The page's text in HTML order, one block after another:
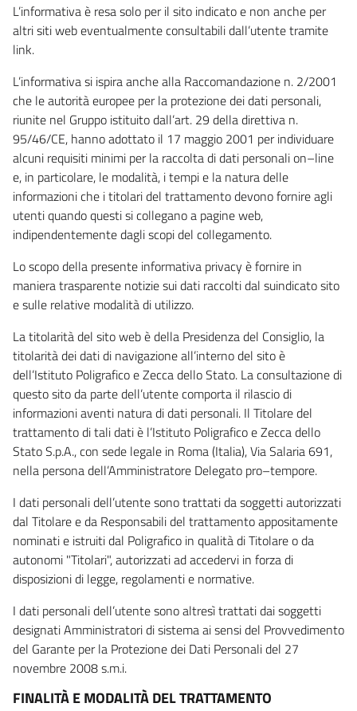
L’informativa è resa solo per il sito indicato e non anche per
altri siti web eventualmente consultabili dall’utente tramite
link.
L’informativa si ispira anche alla Raccomandazione n. 2/2001
che le autorità europee per la protezione dei dati personali,
riunite nel Gruppo istituito dall’art. 29 della direttiva n.
95/46/CE, hanno adottato il 17 maggio 2001 per individuare
alcuni requisiti minimi per la raccolta di dati personali on–line
e, in particolare, le modalità, i tempi e la natura delle
informazioni che i titolari del trattamento devono fornire agli
utenti quando questi si collegano a pagine web,
indipendentemente dagli scopi del collegamento.
Lo scopo della presente informativa privacy è fornire in
maniera trasparente notizie sui dati raccolti dal suindicato sito
e sulle relative modalità di utilizzo.
La titolarità del sito web è della Presidenza del Consiglio, la
titolarità dei dati di navigazione all’interno del sito è
dell’Istituto Poligrafico e Zecca dello Stato. La consultazione di
questo sito da parte dell’utente comporta il rilascio di
informazioni aventi natura di dati personali. Il Titolare del
trattamento di tali dati è l’Istituto Poligrafico e Zecca dello
Stato S.p.A., con sede legale in Roma (Italia), Via Salaria 691,
nella persona dell’Amministratore Delegato pro–tempore.
I dati personali dell’utente sono trattati da soggetti autorizzati
dal Titolare e da Responsabili del trattamento appositamente
nominati e istruiti dal Poligrafico in qualità di Titolare o da
autonomi "Titolari", autorizzati ad accedervi in forza di
disposizioni di legge, regolamenti e normative.
I dati personali dell’utente sono altresì trattati dai soggetti
designati Amministratori di sistema ai sensi del Provvedimento
del Garante per la Protezione dei Dati Personali del 27
novembre 2008 s.m.i.
FINALITÀ E MODALITÀ DEL TRATTAMENTO